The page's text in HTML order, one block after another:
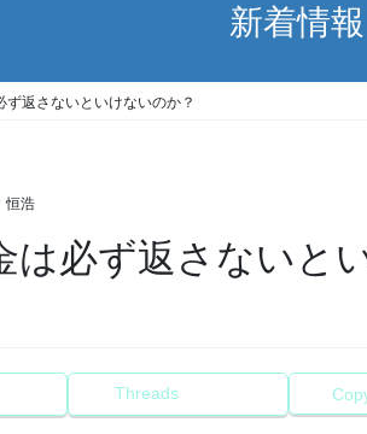
新着情報
返さないといけないのか？
浩
は必ず返さないと
Threads